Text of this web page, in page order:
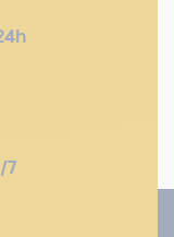
7